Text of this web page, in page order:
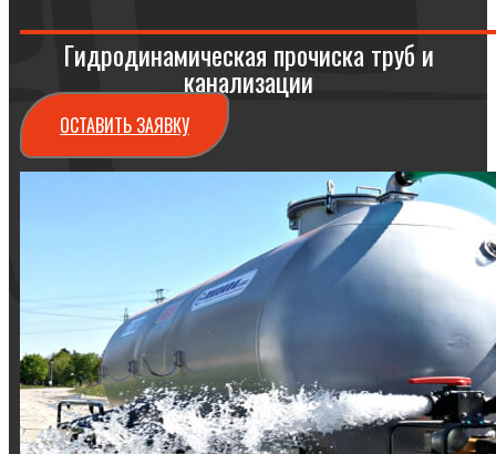
Гидродинамическая прочиска труб и
канализации
ОСТАВИТЬ ЗАЯВКУ